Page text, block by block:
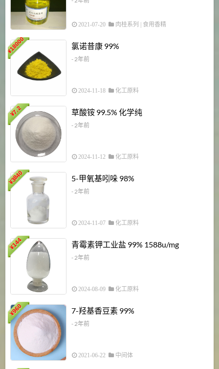
2021-07-20 肉桂系列 食用香精
¥
18000 氯诺昔康 99%
- 2年前
2024-11-18 化工原料
¥
7.2 草酸铵 99.5% 化学纯
- 2年前
2024-11-12 化工原料
¥
3840 5-甲氧基吲哚 98%
- 2年前
2024-11-07 化工原料
¥
144 青霉素钾工业盐 99% 1588u/mg
- 2年前
2024-08-09 化工原料
¥
960 7-羟基香豆素 99%
- 2年前
2021-06-22 中间体